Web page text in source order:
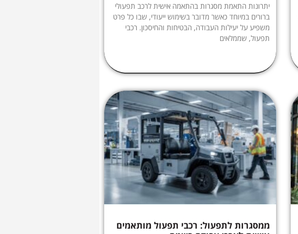
יתרונות התאמת מסגרות בהתאמה אישית לרכב תפעולי
ברורים במיוחד כאשר מדובר בשימוש ייעודי, שבו כל פרט
משפיע על יעילות העבודה, הבטיחות והחיסכון. רכבי
תפעול, שממלאים
ממסגרות לתפעול: רכבי תפעול מותאמים